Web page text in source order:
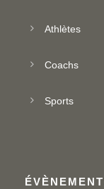
Athlètes
Coachs
Sports